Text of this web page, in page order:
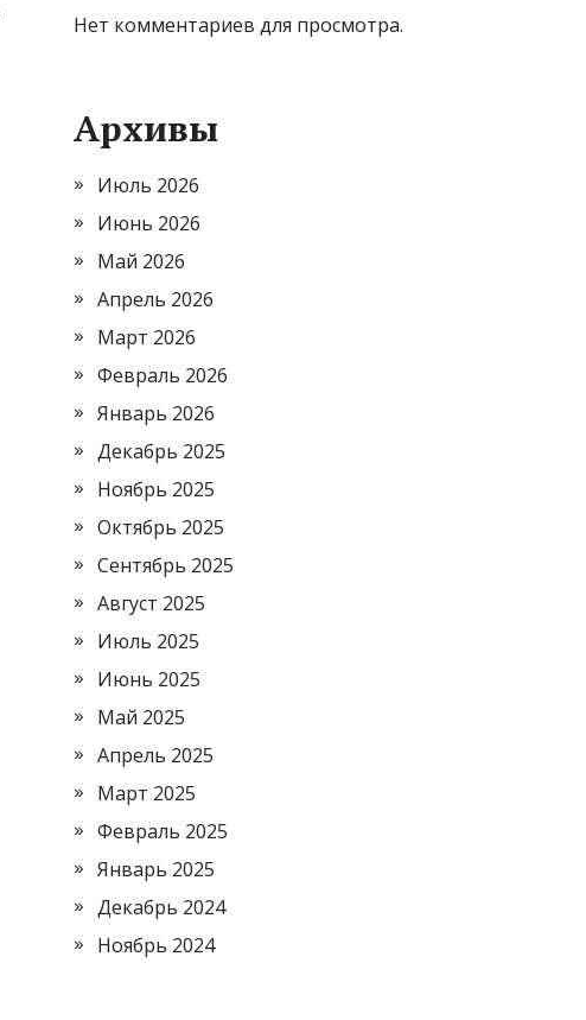
Нет комментариев для просмотра.
Архивы
Июль 2026
Июнь 2026
Май 2026
Апрель 2026
Март 2026
Февраль 2026
Январь 2026
Декабрь 2025
Ноябрь 2025
Октябрь 2025
Сентябрь 2025
Август 2025
Июль 2025
Июнь 2025
Май 2025
Апрель 2025
Март 2025
Февраль 2025
Январь 2025
Декабрь 2024
Ноябрь 2024